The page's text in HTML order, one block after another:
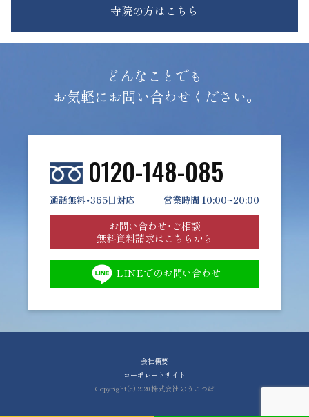
寺院の方はこちら
どんなことでも
お気軽にお問い合わせください。
0120-148-085
通話無料・365日対応 営業時間 10:00~20:00
お問い合わせ・ご相談
無料資料請求はこちらから
LINEでのお問い合わせ
会社概要
コーポレートサイト
Copyright(c) 2020 株式会社 のうこつぼ